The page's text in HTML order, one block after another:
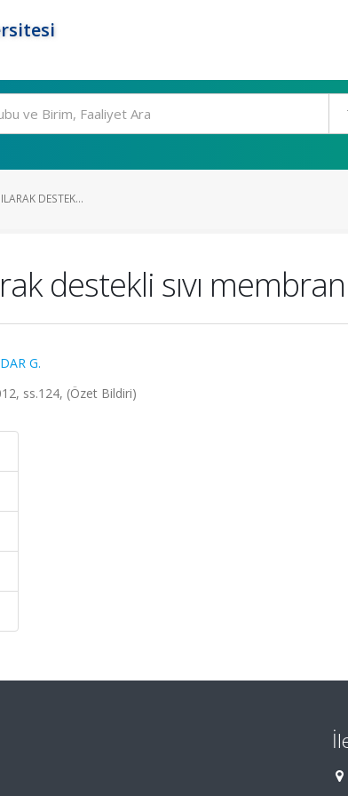
DESTEK...
destekli sıvı
G.
ss.124, (Özet Bildiri)